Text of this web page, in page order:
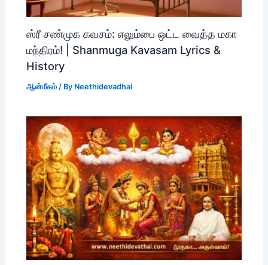
ஸ்ரீ சண்முக கவசம்: எலும்பை ஒட்ட வைத்த மகா
மந்திரம்! | Shanmuga Kavasam Lyrics &
History
ஆன்மீகம்/ By Neethidevadhai